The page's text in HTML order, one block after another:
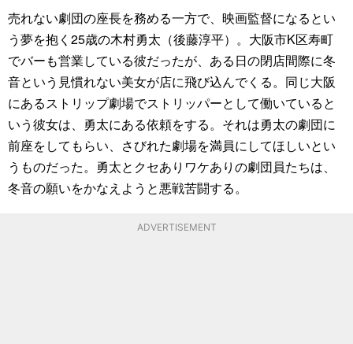
売れない劇団の座長を務める一方で、映画監督になるとい
う夢を抱く25歳の木村勇太（後藤淳平）。大阪市K区寿町
でバーも営業している彼だったが、ある日の閉店間際に冬
音という見慣れない美女が店に飛び込んでくる。同じ大阪
にあるストリップ劇場でストリッパーとして働いていると
いう彼女は、勇太にある依頼をする。それは勇太の劇団に
前座をしてもらい、さびれた劇場を満員にしてほしいとい
うものだった。勇太とクセありワケありの劇団員たちは、
冬音の願いをかなえようと悪戦苦闘する。
ADVERTISEMENT